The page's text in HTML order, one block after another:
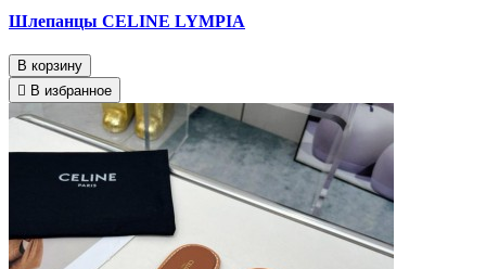
Шлепанцы CELINE LYMPIA
В корзину
В избранное